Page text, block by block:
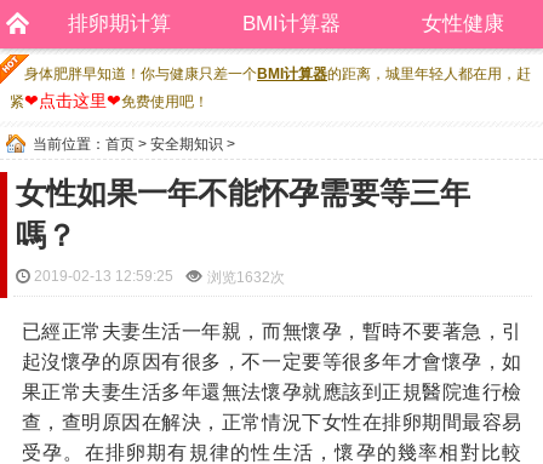
排卵期计算 BMI计算器 女性健康
身体肥胖早知道！你与健康只差一个BMI计算器的距离，城里年轻人都在用，赶
紧❤点击这里❤免费使用吧！
当前位置： 首页 > 安全期知识 >
女性如果一年不能怀孕需要等三年
嗎？
2019-02-13 12:59:25 浏览1632次
已經正常夫妻生活一年親，而無懷孕，暫時不要著急，引
起沒懷孕的原因有很多，不一定要等很多年才會懷孕，如
果正常夫妻生活多年還無法懷孕就應該到正規醫院進行檢
查，查明原因在解決，正常情況下女性在排卵期間最容易
受孕。在排卵期有規律的性生活，懷孕的幾率相對比較